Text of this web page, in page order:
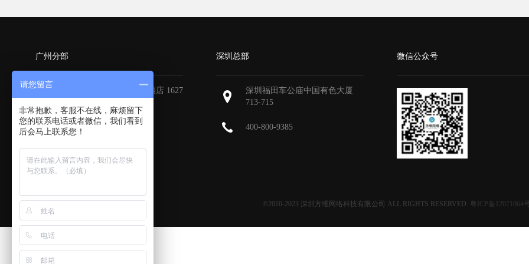
广州分部
广州天河区地中海国际酒店 1627
深圳总部
深圳福田车公庙中国有色大厦
713-715
400-800-9385
微信公众号
©2010-2023 深圳方维网络科技有限公司 ALL RIGHTS RESERVED. 粤ICP备12071064
请您留言
非常抱歉，客服不在线，麻烦留下
您的联系电话或者微信，我们看到
后会马上联系您！